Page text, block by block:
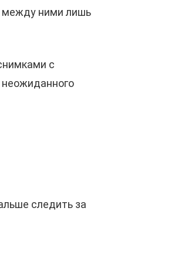
между ними лишь
с
неожиданного
следить за